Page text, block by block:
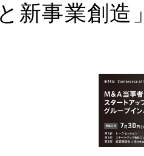
新事業創造」